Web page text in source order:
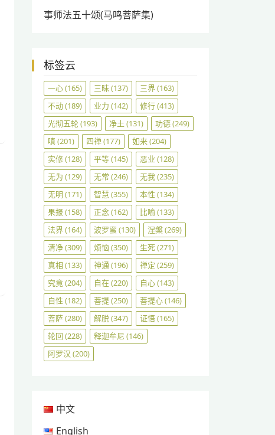
事师法五十颂(马鸣菩萨集)
标签云
一心(165) 三昧(137) 三界(163)
不动(189) 业力 (142) 修行(413)
光彻五轮(193) 净土 (131) 功德(249)
嗔(201) 四禅(177) 如来(204)
实修(128) 平等(145) 恶业 (128)
无为 (129) 无常 (246) 无我(235)
无明 (171) 智慧 (355) 本性 (134)
果报 (158) 正念(162) 比喻(133)
法界(164) 波罗蜜 (130) 涅槃(269)
清净(309) 烦恼(350) 生死(271)
真相 (133) 神通 (196) 禅定 (259)
究竟(204) 自在(220) 自心(143)
自性 (182) 菩提(250) 菩提心(146)
菩萨(280) 解脱(347) 证悟(165)
轮回 (228) 释迦牟尼 (146)
阿罗汉 (200)
中文
English